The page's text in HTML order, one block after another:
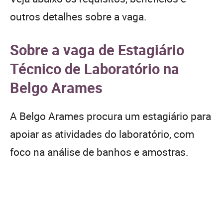
outros detalhes sobre a vaga.
Sobre a vaga de Estagiário
Técnico de Laboratório na
Belgo Arames
A Belgo Arames procura um estagiário para
apoiar as atividades do laboratório, com
foco na análise de banhos e amostras.